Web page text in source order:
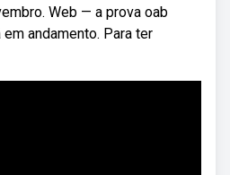
Web — a prova oab
andamento. Para ter